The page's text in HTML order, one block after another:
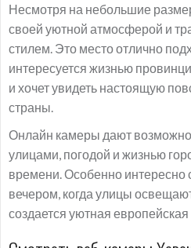
Несмотря на небольшие
своей уютной атмосферой и
стилем. Это место отлично
интересуется жизнью
и хочет увидеть настоящую
страны.
Онлайн камеры дают
улицами, погодой и жизнью
времени. Особенно интересно
вечером, когда улицы
создается уютная